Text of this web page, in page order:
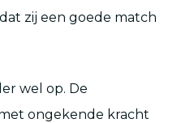
zij een goede match
wel op. De
ongekende kracht